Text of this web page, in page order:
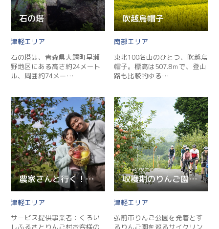
石の塔
津軽
石の塔は、青森県大鰐町早瀬
野地区にある高さ約24メート
ル、周囲約74メー…
吹越烏帽子
南部
東北100名山のひとつ、吹越烏
帽子。標高は507.8ｍで、登山
路も比較的ゆる…
農家さんと行く！りんご収穫体験とオリジナルりんごジャム作り…
津軽
サービス提供事業者：くろい
しふるさとりんご村お客様の
収穫期のりんご園を巡るサイクリングツアー 相馬エリアコース
津軽
弘前市りんご公園を発着とす
るりんご園を巡るサイクリン